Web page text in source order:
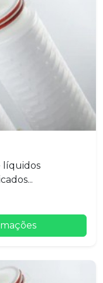
líquidos